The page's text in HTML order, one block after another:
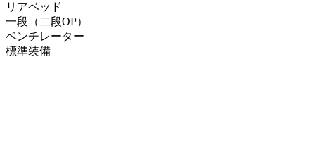
リアベッド
一段（二段OP）
ベンチレーター
標準装備